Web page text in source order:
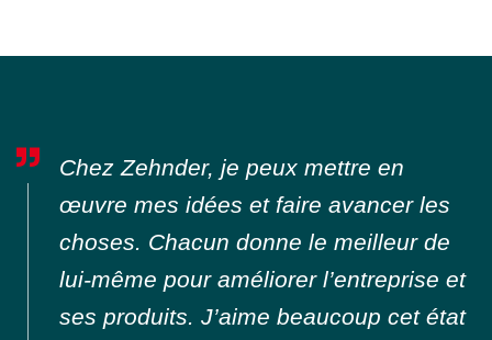
Chez Zehnder, je peux mettre en
œuvre mes idées et faire avancer les
choses. Chacun donne le meilleur de
lui-même pour améliorer l’entreprise et
ses produits. J’aime beaucoup cet état